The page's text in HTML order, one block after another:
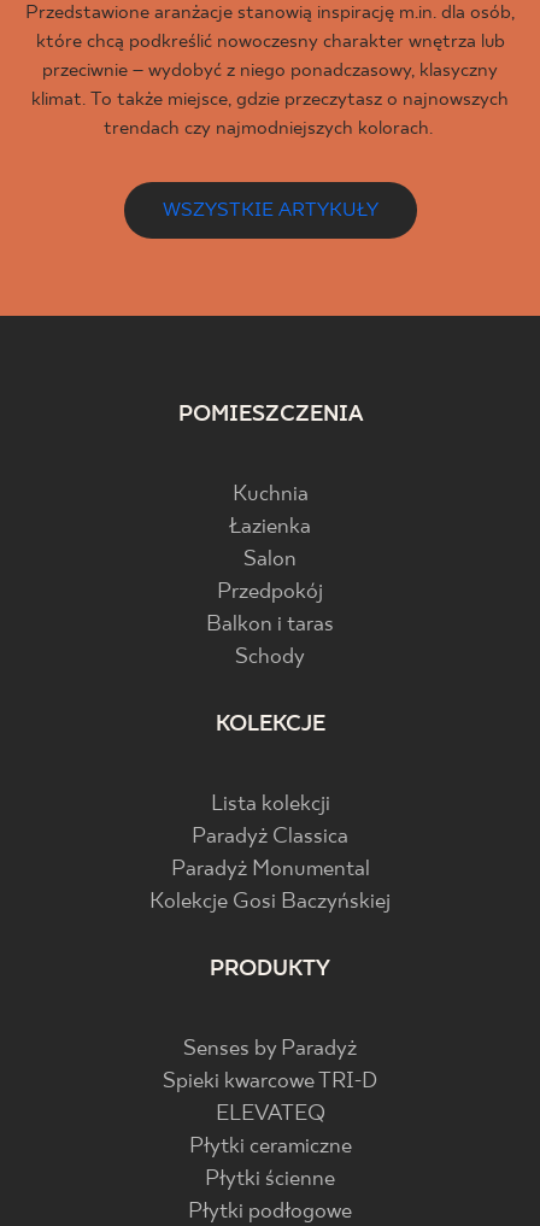
Przedstawione aranżacje stanowią inspirację m.in. dla osób,
które chcą podkreślić nowoczesny charakter wnętrza lub
przeciwnie – wydobyć z niego ponadczasowy, klasyczny
klimat. To także miejsce, gdzie przeczytasz o najnowszych
trendach czy najmodniejszych kolorach.
WSZYSTKIE ARTYKUŁY
POMIESZCZENIA
Kuchnia
Łazienka
Salon
Przedpokój
Balkon i taras
Schody
KOLEKCJE
Lista kolekcji
Paradyż Classica
Paradyż Monumental
Kolekcje Gosi Baczyńskiej
PRODUKTY
Senses by Paradyż
Spieki kwarcowe TRI-D
ELEVATEQ
Płytki ceramiczne
Płytki ścienne
Płytki podłogowe